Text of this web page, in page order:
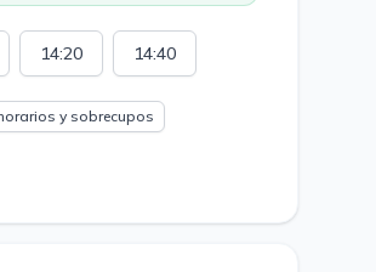
14:20 14:40
y sobrecupos